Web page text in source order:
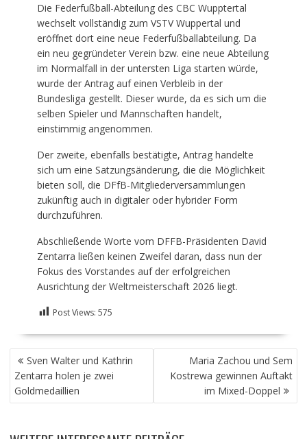
Die Federfußball-Abteilung des CBC Wupptertal
wechselt vollständig zum VSTV Wuppertal und
eröffnet dort eine neue Federfußballabteilung. Da
ein neu gegründeter Verein bzw. eine neue Abteilung
im Normalfall in der untersten Liga starten würde,
wurde der Antrag auf einen Verbleib in der
Bundesliga gestellt. Dieser wurde, da es sich um die
selben Spieler und Mannschaften handelt,
einstimmig angenommen.
Der zweite, ebenfalls bestätigte, Antrag handelte
sich um eine Satzungsänderung, die die Möglichkeit
bieten soll, die DFfB-Mitgliederversammlungen
zukünftig auch in digitaler oder hybrider Form
durchzuführen.
Abschließende Worte vom DFFB-Präsidenten David
Zentarra ließen keinen Zweifel daran, dass nun der
Fokus des Vorstandes auf der erfolgreichen
Ausrichtung der Weltmeisterschaft 2026 liegt.
Post Views: 575
BEITRAGSNAVIGATION
Sven Walter und Kathrin
Zentarra holen je zwei
Goldmedaillien
Maria Zachou und Sem
Kostrewa gewinnen Auftakt
im Mixed-Doppel